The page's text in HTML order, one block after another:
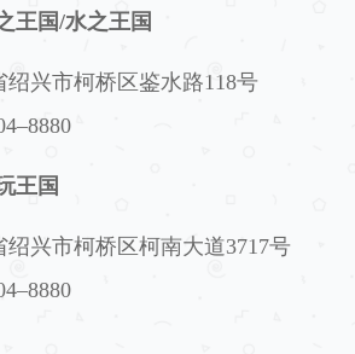
王国/水之王国
兴市柯桥区鉴水路118号
–8880
王国
市柯桥区柯南大道3717号
–8880